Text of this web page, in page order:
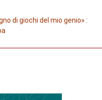
di giochi del mio genio» :